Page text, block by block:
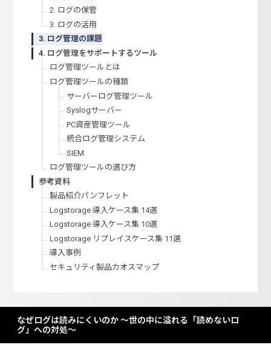
2. ログの保管
3. ログの活用
3. ログ管理の課題
4. ログ管理をサポートするツール
ログ管理ツールとは
ログ管理ツールの種類
サーバーログ管理ツール
Syslogサーバー
PC資産管理ツール
統合ログ管理システム
SIEM
ログ管理ツールの選び方
参考資料
製品紹介パンフレット
Logstorage 導入ケース集 14選
Logstorage 導入ケース集 10選
Logstorage リプレイスケース集 11選
導入事例
セキュリティ製品カオスマップ
なぜログは読みにくいのか ～世の中に溢れる「読めないロ
グ」への対処～